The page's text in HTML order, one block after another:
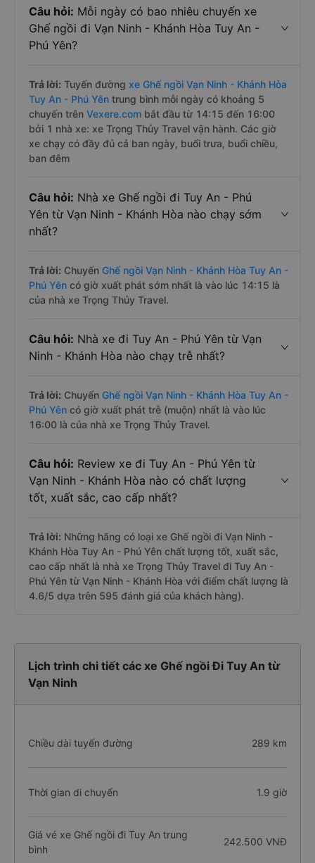
Câu hỏi: Mỗi ngày có bao nhiêu chuyến xe
Ghế ngồi đi Vạn Ninh - Khánh Hòa Tuy An -
Phú Yên?
Trả lời: Tuyến đường xe Ghế ngồi Vạn Ninh - Khánh Hòa
Tuy An - Phú Yên trung bình mỗi ngày có khoảng 5
chuyến trên Vexere.com bắt đầu từ 14:15 đến 16:00
bởi 1 nhà xe: xe Trọng Thủy Travel vận hành. Các giờ
xe chạy có đầy đủ cả ban ngày, buổi trưa, buổi chiều,
ban đêm
Câu hỏi: Nhà xe Ghế ngồi đi Tuy An - Phú
Yên từ Vạn Ninh - Khánh Hòa nào chạy sớm
nhất?
Trả lời: Chuyến Ghế ngồi Vạn Ninh - Khánh Hòa Tuy An -
Phú Yên có giờ xuất phát sớm nhất là vào lúc 14:15 là
của nhà xe Trọng Thủy Travel.
Câu hỏi: Nhà xe đi Tuy An - Phú Yên từ Vạn
Ninh - Khánh Hòa nào chạy trễ nhất?
Trả lời: Chuyến Ghế ngồi Vạn Ninh - Khánh Hòa Tuy An -
Phú Yên có giờ xuất phát trễ (muộn) nhất là vào lúc
16:00 là của nhà xe Trọng Thủy Travel.
Câu hỏi: Review xe đi Tuy An - Phú Yên từ
Vạn Ninh - Khánh Hòa nào có chất lượng
tốt, xuất sắc, cao cấp nhất?
Trả lời: Những hãng có loại xe Ghế ngồi đi Vạn Ninh -
Khánh Hòa Tuy An - Phú Yên chất lượng tốt, xuất sắc,
cao cấp nhất là nhà xe Trọng Thủy Travel đi Tuy An -
Phú Yên từ Vạn Ninh - Khánh Hòa với điểm chất lượng là
4.6/5 dựa trên 595 đánh giá của khách hàng).
Lịch trình chi tiết các xe Ghế ngồi Đi Tuy An từ
Vạn Ninh
Chiều dài tuyến đường 289 km
Thời gian di chuyển 1.9 giờ
Giá vé xe Ghế ngồi đi Tuy An trung
bình
242.500 VNĐ